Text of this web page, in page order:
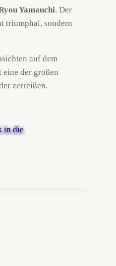
Yamauchi. Der
triumphal, sondern
auf dem
der großen
zerreißen.